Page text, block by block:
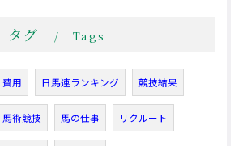
タグ Tags
費用 日馬連ランキング 競技結果
馬術競技 馬の仕事 リクルート